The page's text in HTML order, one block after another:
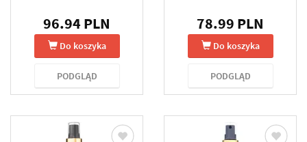
96.94 PLN
Do koszyka
PODGLĄD
78.99 PLN
Do koszyka
PODGLĄD